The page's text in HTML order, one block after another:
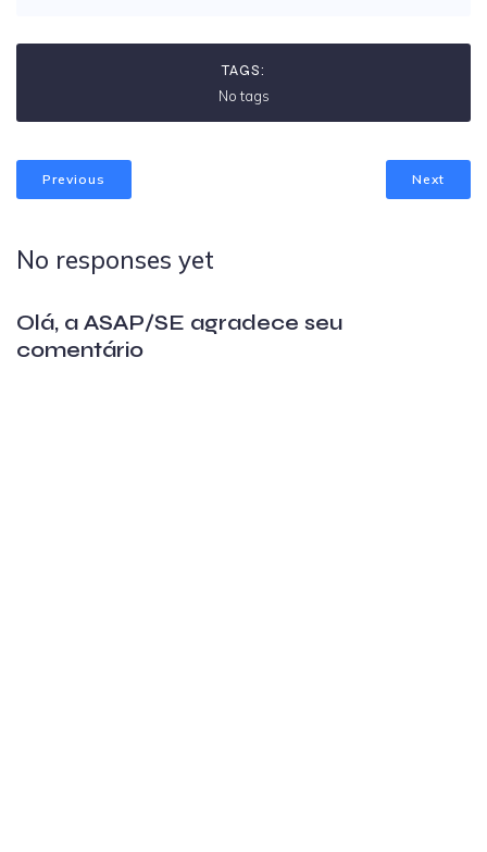
TAGS:
No tags
Previous Next
No responses yet
Olá, a ASAP/SE agradece seu
comentário